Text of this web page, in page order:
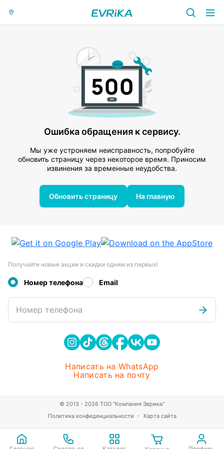
Ошибка обращения к сервису.
Мы уже устроняем неисправность, попробуйте
обновить страницу через некоторое время. Приносим
извинения за временные неудобства.
Обновить страницу На главную
Получайте новые акции и скидки одним из первых!
Номер телефона Email
Номер телефона
Написать на WhatsApp
Написать на почту
Политика конфиденциальности Карта сайта
© 2013 - 2026 ТОО "Компания Эврика"